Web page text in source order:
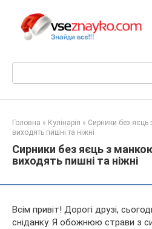
вмісту
Головна » Кулінарія » Сирники без
виходять пишні та ніжні
Сирники без яєць з
виходять пишні та ніжні
Всім привіт! Дорогі друзі,
сніданку. Я обожнюю страви з